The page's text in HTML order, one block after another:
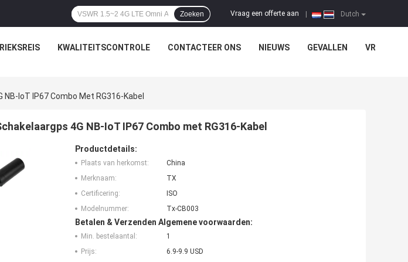
Dutch
Vraag een offerte aan
Zoeken
KWALITEITSCONTROLE CONTACTEER ONS NIEUWS GEVALLEN VR
IoT IP67 Combo Met RG316-Kabel
4G NB-IoT IP67 Combo met RG316-Kabel
Productdetails:
Plaats van herkomst:
China
Merknaam:
TX
Certificering:
ISO
Modelnummer:
Tx-CB003
Betalen & Verzenden Algemene voorwaarden:
Min. bestelaantal:
1
Prijs:
6.9-9.9 USD